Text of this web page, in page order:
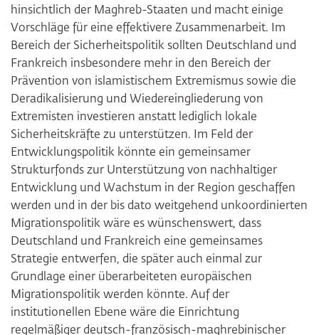
hinsichtlich der Maghreb-Staaten und macht einige
Vorschläge für eine effektivere Zusammenarbeit. Im
Bereich der Sicherheitspolitik sollten Deutschland und
Frankreich insbesondere mehr in den Bereich der
Prävention von islamistischem Extremismus sowie die
Deradikalisierung und Wiedereingliederung von
Extremisten investieren anstatt lediglich lokale
Sicherheitskräfte zu unterstützen. Im Feld der
Entwicklungspolitik könnte ein gemeinsamer
Strukturfonds zur Unterstützung von nachhaltiger
Entwicklung und Wachstum in der Region geschaffen
werden und in der bis dato weitgehend unkoordinierten
Migrationspolitik wäre es wünschenswert, dass
Deutschland und Frankreich eine gemeinsames
Strategie entwerfen, die später auch einmal zur
Grundlage einer überarbeiteten europäischen
Migrationspolitik werden könnte. Auf der
institutionellen Ebene wäre die Einrichtung
regelmäßiger deutsch-französisch-maghrebinischer